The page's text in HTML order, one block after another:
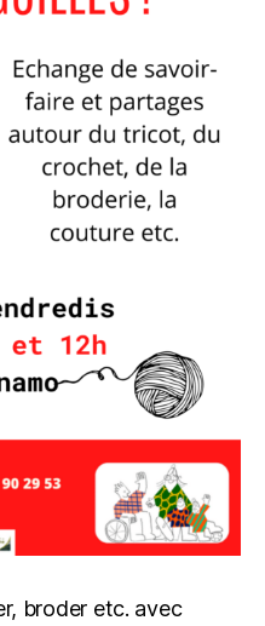
broder etc. avec